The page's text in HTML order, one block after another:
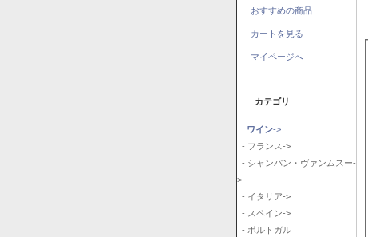
おすすめの商品
カートを見る
マイページへ
カテゴリ
ワイン->
- フランス->
- シャンパン・ヴァンムスー-
>
- イタリア->
- スペイン->
- ポルトガル